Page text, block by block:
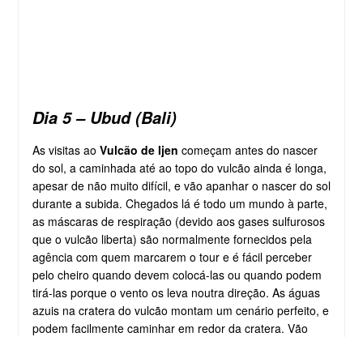
Dia 5 – Ubud (Bali)
As visitas ao Vulcão de Ijen começam antes do nascer
do sol, a caminhada até ao topo do vulcão ainda é longa,
apesar de não muito difícil, e vão apanhar o nascer do sol
durante a subida. Chegados lá é todo um mundo à parte,
as máscaras de respiração (devido aos gases sulfurosos
que o vulcão liberta) são normalmente fornecidos pela
agência com quem marcarem o tour e é fácil perceber
pelo cheiro quando devem colocá-las ou quando podem
tirá-las porque o vento os leva noutra direção. As águas
azuis na cratera do vulcão montam um cenário perfeito, e
podem facilmente caminhar em redor da cratera. Vão